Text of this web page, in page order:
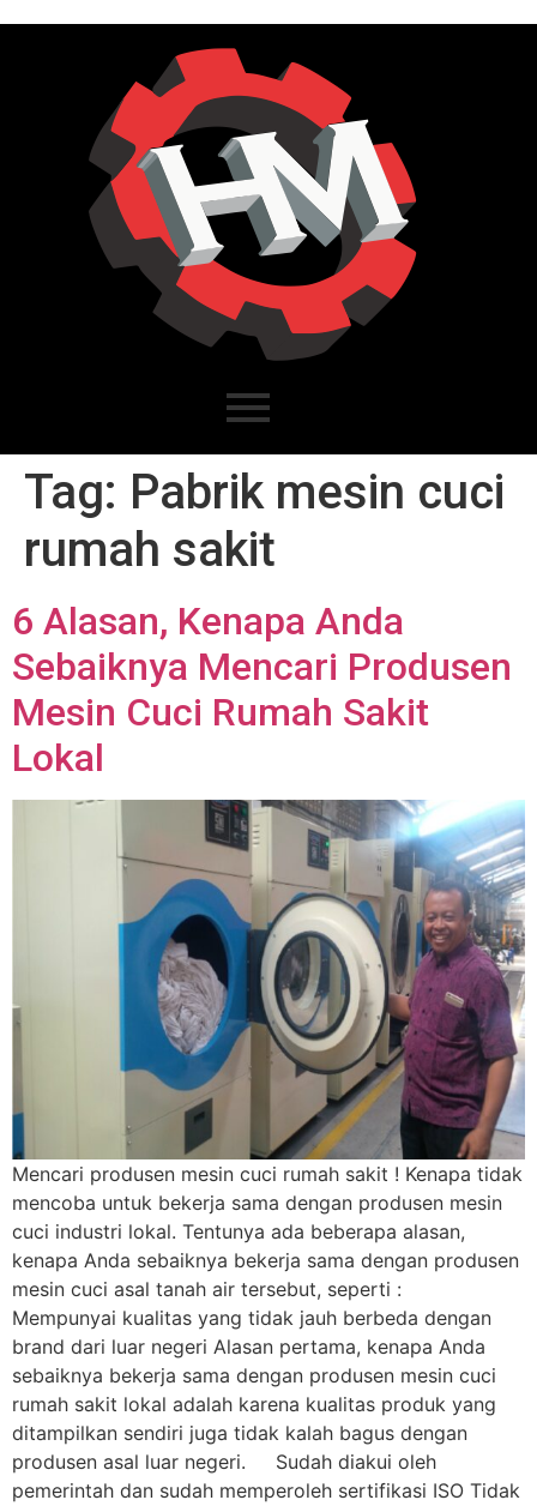
Tag: Pabrik mesin cuci
rumah sakit
6 Alasan, Kenapa Anda
Sebaiknya Mencari Produsen
Mesin Cuci Rumah Sakit
Lokal
Mencari produsen mesin cuci rumah sakit ! Kenapa tidak
mencoba untuk bekerja sama dengan produsen mesin
cuci industri lokal. Tentunya ada beberapa alasan,
kenapa Anda sebaiknya bekerja sama dengan produsen
mesin cuci asal tanah air tersebut, seperti :
Mempunyai kualitas yang tidak jauh berbeda dengan
brand dari luar negeri Alasan pertama, kenapa Anda
sebaiknya bekerja sama dengan produsen mesin cuci
rumah sakit lokal adalah karena kualitas produk yang
ditampilkan sendiri juga tidak kalah bagus dengan
produsen asal luar negeri. Sudah diakui oleh
pemerintah dan sudah memperoleh sertifikasi ISO Tidak